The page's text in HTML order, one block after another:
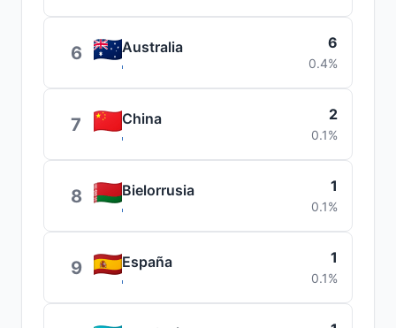
6 Australia 6
0.4%
7 China 2
0.1%
8 Bielorrusia 1
0.1%
9 España 1
0.1%